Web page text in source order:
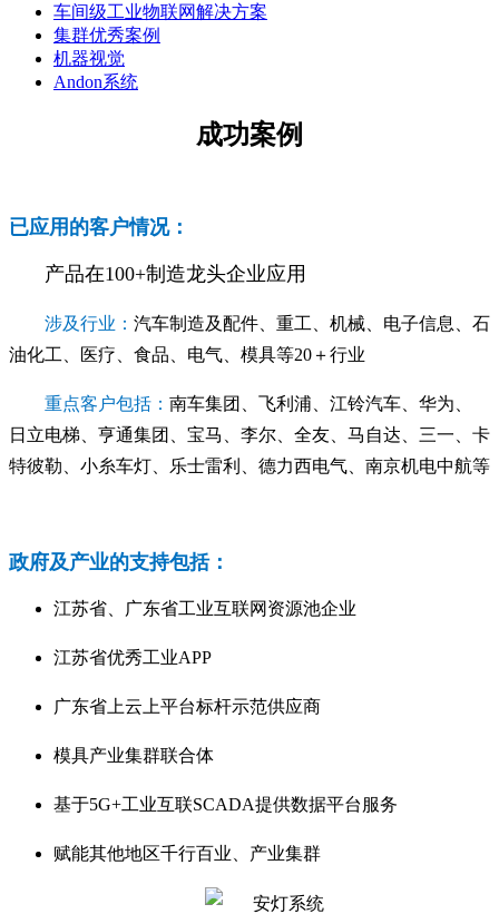
车间级工业物联网解决方案
集群优秀案例
机器视觉
Andon系统
成功案例
已应用的客户情况：
产品在100+制造龙头企业应用
涉及行业： 汽车制造及配件、重工、机械、电子信息、石
油化工、医疗、食品、电气、模具等20＋行业
重点客户包括： 南车集团、飞利浦、江铃汽车、华为、
日立电梯、亨通集团、宝马、李尔、全友、马自达、三一、卡
特彼勒、小糸车灯、乐士雷利、德力西电气、南京机电中航等
政府及产业的支持包括：
江苏省、广东省工业互联网资源池企业
江苏省优秀工业APP
广东省上云上平台标杆示范供应商
模具产业集群联合体
基于5G+工业互联SCADA提供数据平台服务
赋能其他地区千行百业、产业集群